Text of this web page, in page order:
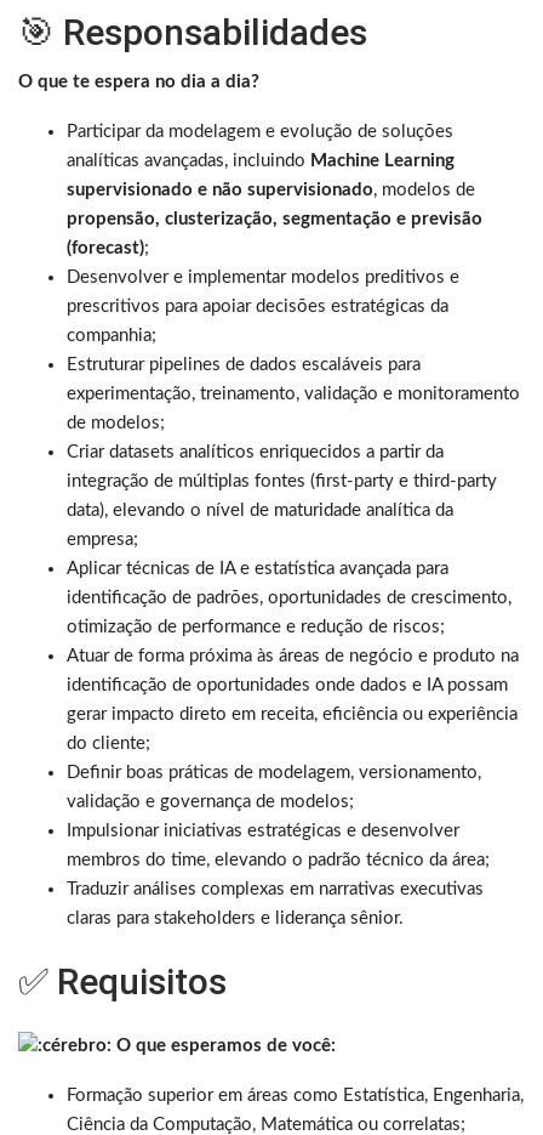
🎯 Responsabilidades
O que te espera no dia a dia?
Participar da modelagem e evolução de soluções
analíticas avançadas, incluindo Machine Learning
supervisionado e não supervisionado, modelos de
propensão, clusterização, segmentação e previsão
(forecast);
Desenvolver e implementar modelos preditivos e
prescritivos para apoiar decisões estratégicas da
companhia;
Estruturar pipelines de dados escaláveis para
experimentação, treinamento, validação e monitoramento
de modelos;
Criar datasets analíticos enriquecidos a partir da
integração de múltiplas fontes (first-party e third-party
data), elevando o nível de maturidade analítica da
empresa;
Aplicar técnicas de IA e estatística avançada para
identificação de padrões, oportunidades de crescimento,
otimização de performance e redução de riscos;
Atuar de forma próxima às áreas de negócio e produto na
identificação de oportunidades onde dados e IA possam
gerar impacto direto em receita, eficiência ou experiência
do cliente;
Definir boas práticas de modelagem, versionamento,
validação e governança de modelos;
Impulsionar iniciativas estratégicas e desenvolver
membros do time, elevando o padrão técnico da área;
Traduzir análises complexas em narrativas executivas
claras para stakeholders e liderança sênior.
✅ Requisitos
O que esperamos de você:
Formação superior em áreas como Estatística, Engenharia,
Ciência da Computação, Matemática ou correlatas;